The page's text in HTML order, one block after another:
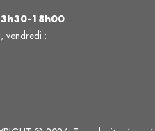
18h00
vendredi :